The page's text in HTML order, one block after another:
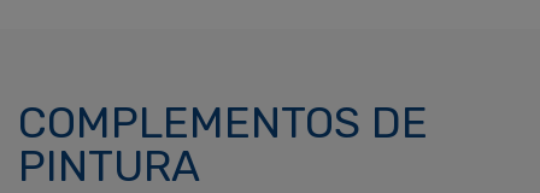
COMPLEMENTOS DE
PINTURA